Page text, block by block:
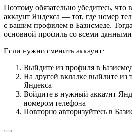
Поэтому обязательно убедитесь,
аккаунт Яндекса — тот, где номер
с вашим профилем в Базисмеде.
основной профиль со всеми
Если нужно сменить аккаунт:
Выйдите из профиля в
На другой вкладке выйдите из
Яндекса
Войдите в нужный аккаунт
номером телефона
Повторно авторизуйтесь в